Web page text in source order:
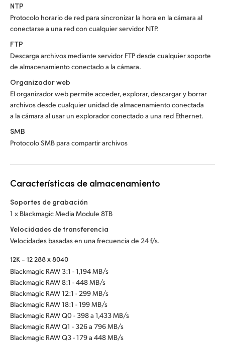
NTP
Protocolo horario de red para sincronizar la hora en la cámara al
conectarse a una red con cualquier servidor NTP.
FTP
Descarga archivos mediante servidor FTP desde cualquier soporte
de almacenamiento conectado a la cámara.
Organizador web
El organizador web permite acceder, explorar, descargar y borrar
archivos desde cualquier unidad de almacenamiento conectada
a la cámara al usar un explorador conectado a una red Ethernet.
SMB
Protocolo SMB para compartir archivos
Características de almacenamiento
Soportes de grabación
1 x Blackmagic Media Module 8TB
Velocidades de transferencia
Velocidades basadas en una frecuencia de 24 f/s.
12K - 12 288 x 8040
Blackmagic RAW 3:1 - 1,194 MB/s
Blackmagic RAW 8:1 - 448 MB/s
Blackmagic RAW 12:1 - 299 MB/s
Blackmagic RAW 18:1 - 199 MB/s
Blackmagic RAW Q0 - 398 a 1,433 MB/s
Blackmagic RAW Q1 - 326 a 796 MB/s
Blackmagic RAW Q3 - 179 a 448 MB/s